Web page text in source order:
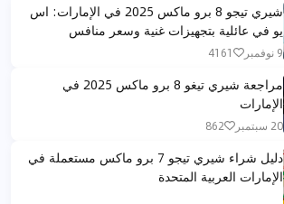
شيري تيجو 8 برو ماكس 2025 في الإمارات: اس
يو في عائلية بتجهيزات غنية وسعر منافس
9 نوفمبر 4161
مراجعة شيري تيغو 8 برو ماكس 2025 في
الإمارات
20 سبتمبر 862
دليل شراء شيري تيجو 7 برو ماكس مستعملة في
الإمارات العربية المتحدة